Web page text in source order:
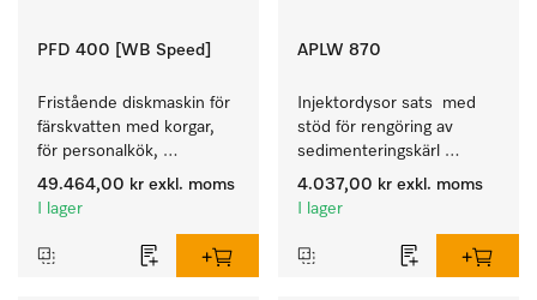
PFD 400 [WB Speed]
Fristående diskmaskin för
färskvatten med korgar,
för personalkök,
restauranger och skolor.
49.464,00 kr exkl. moms
I lager
APLW 870
Injektordysor sats  med
stöd för rengöring av
sedimenteringskärl
(Imhoff-käglor).
4.037,00 kr exkl. moms
I lager